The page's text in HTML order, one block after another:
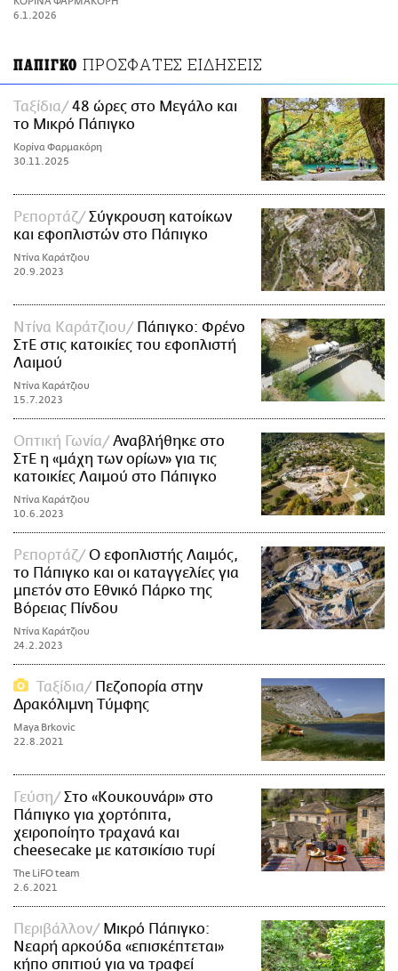
ΑΜΠΑ
6.1.2026
ΠΑΠΙΓΚΟ ΠΡΟΣΦΑΤΕΣ ΕΙΔΗΣΕΙΣ
Ταξίδια
48 ώρες στο Μεγάλο και
το Μικρό Πάπιγκο
Κορίνα Φαρμακόρη
30.11.2025
Ρεπορτάζ
Σύγκρουση κατοίκων
και εφοπλιστών στο Πάπιγκο
Ντίνα Καράτζιου
20.9.2023
Ντίνα Καράτζιου
Πάπιγκο: Φρένο
ΣτΕ στις κατοικίες του εφοπλιστή
Λαιμού
Ντίνα Καράτζιου
15.7.2023
Οπτική Γωνία
Αναβλήθηκε στο
ΣτΕ η «μάχη των ορίων» για τις
κατοικίες Λαιμού στο Πάπιγκο
Ντίνα Καράτζιου
10.6.2023
Ρεπορτάζ
Ο εφοπλιστής Λαιμός,
το Πάπιγκο και οι καταγγελίες για
μπετόν στο Εθνικό Πάρκο της
Βόρειας Πίνδου
Ντίνα Καράτζιου
24.2.2023
Ταξίδια
Πεζοπορία στην
Δρακόλιμνη Τύμφης
Maya Brkovic
22.8.2021
Γεύση
Στο «Κουκουνάρι» στο
Πάπιγκο για χορτόπιτα,
χειροποίητο τραχανά και
cheesecake με κατσικίσιο τυρί
The LiFO team
2.6.2021
Περιβάλλον
Μικρό Πάπιγκο:
Νεαρή αρκούδα «επισκέπτεται»
κήπο σπιτιού για να τραφεί